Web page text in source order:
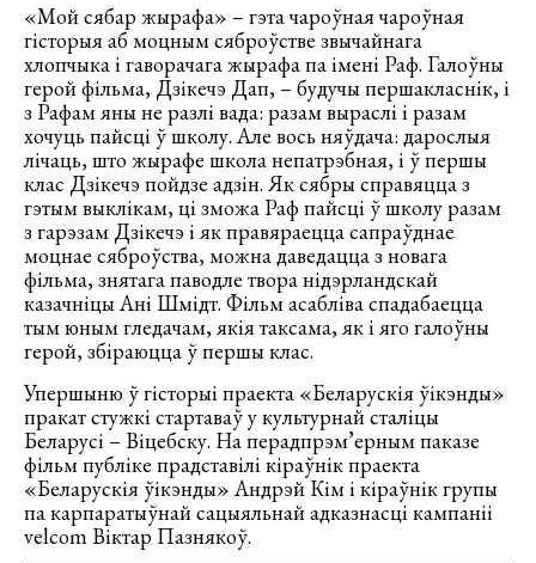
«Мой сябар жырафа» – гэта чароўная чароўная
гісторыя аб моцным сяброўстве звычайнага
хлопчыка і гаворачага жырафа па імені Раф. Галоўны
герой фільма, Дзікечэ Дап, – будучы першакласнік, і
з Рафам яны не разлі вада: разам выраслі і разам
хочуць пайсці ў школу. Але вось няўдача: дарослыя
лічаць, што жырафе школа непатрэбная, і ў першы
клас Дзікечэ пойдзе адзін. Як сябры справяцца з
гэтым выклікам, ці зможа Раф пайсці ў школу разам
з гарэзам Дзікечэ і як правяраецца сапраўднае
моцнае сяброўства, можна даведацца з новага
фільма, знятага паводле твора нідэрландскай
казачніцы Ані Шмідт. Фільм асабліва спадабаецца
тым юным гледачам, якія таксама, як і яго галоўны
герой, збіраюцца ў першы клас.
Упершыню ў гісторыі праекта «Беларускія ўікэнды»
пракат стужкі стартаваў у культурнай сталіцы
Беларусі – Віцебску. На перадпрэм’ерным паказе
фільм публіке прадставілі кіраўнік праекта
«Беларускія ўікэнды» Андрэй Кім і кіраўнік групы
па карпаратыўнай сацыяльнай адказнасці кампаніі
velcom Віктар Пазнякоў.